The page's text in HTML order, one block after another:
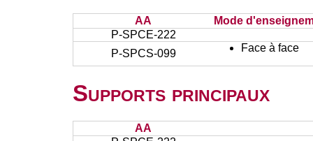
AA
Mode
P-SPCE-222
P-SPCS-099
Face à face
Supports principaux
AA